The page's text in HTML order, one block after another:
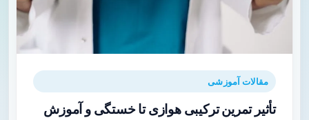
مقالات آموزشی
تأثیر تمرین ترکیبی هوازی تا خستگی و آموزش